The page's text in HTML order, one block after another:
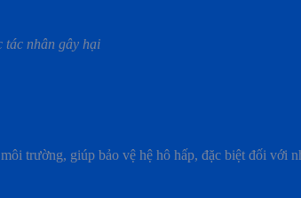
tác nhân gây hại
trường, giúp bảo vệ hệ hô hấp, đặc biệt đối với